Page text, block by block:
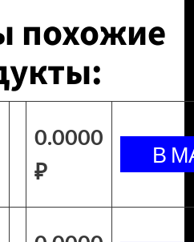
похожие
0.0000
₽